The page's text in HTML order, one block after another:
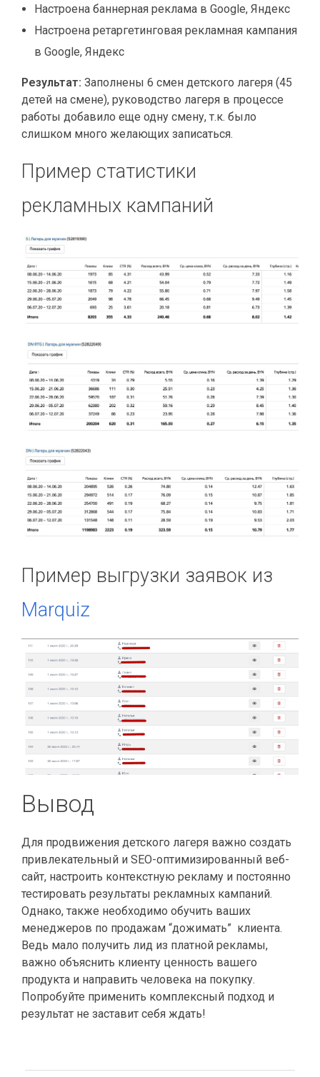
Настроена баннерная реклама в Google, Яндекс
Настроена ретаргетинговая рекламная кампания
в Google, Яндекс
Результат: Заполнены 6 смен детского лагеря (45
детей на смене), руководство лагеря в процессе
работы добавило еще одну смену, т.к. было
слишком много желающих записаться.
Пример статистики
рекламных кампаний
Пример выгрузки заявок из
Marquiz
Вывод
Для продвижения детского лагеря важно создать
привлекательный и SEO-оптимизированный веб-
сайт, настроить контекстную рекламу и постоянно
тестировать результаты рекламных кампаний.
Однако, также необходимо обучить ваших
менеджеров по продажам “дожимать” клиента.
Ведь мало получить лид из платной рекламы,
важно объяснить клиенту ценность вашего
продукта и направить человека на покупку.
Попробуйте применить комплексный подход и
результат не заставит себя ждать!